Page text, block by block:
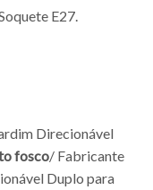
E27.
Direcionável
fosco/ Fabricante
Duplo para